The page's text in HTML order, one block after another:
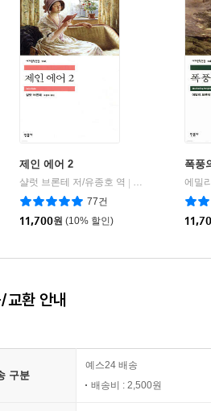
제인 에어 2
샬럿 브론테 저/유종호 역
민음사
77건
11,700원 (10% 할인)
폭풍
에밀
환 안내
구분
예스24 배송
배송비 : 2,500원